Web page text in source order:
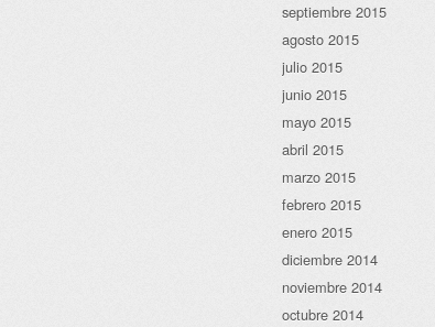
septiembre 2015
agosto 2015
julio 2015
junio 2015
mayo 2015
abril 2015
marzo 2015
febrero 2015
enero 2015
diciembre 2014
noviembre 2014
octubre 2014